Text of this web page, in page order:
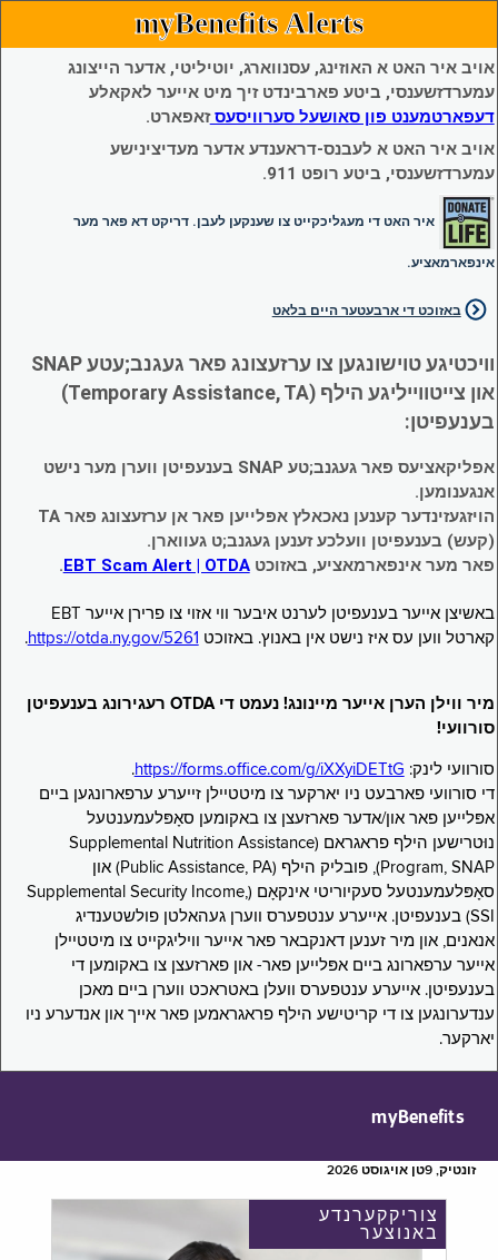
myBenefits Alerts
אויב איר האט א האוזינג, עסנווארג, יוטיליטי, אדער הייצונג
עמערדזשענסי, ביטע פארבינדט זיך מיט אייער לאקאלע
דעפארטמענט פון סאושעל סערוויסעסזאפארט.
אויב איר האט א לעבנס-דראענדע אדער מעדיצינישע
עמערדזשענסי, ביטע רופט 911.
איר האט די מעגליכקייט צו שענקען לעבן. דריקט דא פאר מער
אינפארמאציע.
באזוכט די ארבעטער היים בלאט
וויכטיגע טוישונגען צו ערזעצונג פאר געגנב;עטע SNAP
און צייטווייליגע הילף (Temporary Assistance, TA)
בענעפיטן:
אפליקאציעס פאר געגנב;טע SNAP בענעפיטן ווערן מער נישט
אנגענומען.
הויזגעזינדער קענען נאכאלץ אפּלייען פאר אן ערזעצונג פאר TA
(קעש) בענעפיטן וועלכע זענען געגנב;ט געווארן.
פאר מער אינפארמאציע, באזוכטEBT Scam Alert | OTDA
.
באשיצן אייער בענעפיטן לערנט איבער ווי אזוי צו פרירן אייער EBT
קארטל ווען עס איז נישט אין באנוץ. באזוכט https://otda.ny.gov/5261
.
מיר ווילן הערן אייער מיינונג! נעמט די OTDA רעגירונג בענעפיטן
סורוועי!
סורוועי לינק: https://forms.office.com/g/iXXyiDETtG
.
די סורוועי פארבעט ניו יארקער צו מיטטיילן זייערע ערפארונגען ביים
אפּלייען פאר און/אדער פארזעצן צו באקומען סאָפּלעמענטעל
נוּטרישען הילף פראגראם (Supplemental Nutrition Assistance
Program, SNAP), פובליק הילף (Public Assistance, PA) און
סאָפּלעמענטעל סעקיוריטי אינקאָם (Supplemental Security Income,
SSI) בענעפיטן. אייערע ענטפערס ווערן געהאלטן פולשטענדיג
אנאנים, און מיר זענען דאנקבאר פאר אייער וויליגקייט צו מיטטיילן
אייער ערפארונג ביים אפּלייען פאר- און פארזעצן צו באקומען די
בענעפיטן. אייערע ענטפערס וועלן באטראכט ווערן ביים מאכן
ענדערונגען צו די קריטישע הילף פראגראמען פאר אייך און אנדערע ניו
יארקער.
myBenefits
זונטיק, 9טן אויגוסט 2026
צוריקקערנדע
באנוצער